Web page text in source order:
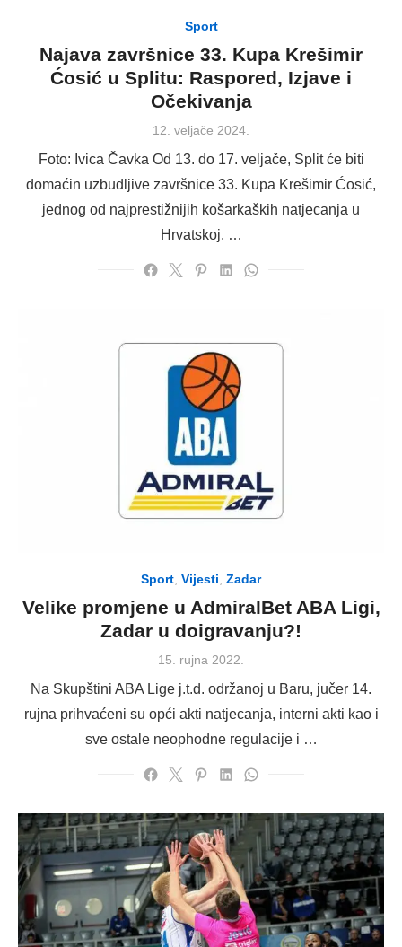
Sport
Najava završnice 33. Kupa Krešimir
Ćosić u Splitu: Raspored, Izjave i
Očekivanja
Posted
12. veljače 2024.
Foto: Ivica Čavka Od 13. do 17. veljače, Split će biti
domaćin uzbudljive završnice 33. Kupa Krešimir Ćosić,
jednog od najprestižnijih košarkaških natjecanja u
Hrvatskoj. …
Sport, Vijesti, Zadar
Velike promjene u AdmiralBet ABA Ligi,
Zadar u doigravanju?!
Posted
15. rujna 2022.
Na Skupštini ABA Lige j.t.d. održanoj u Baru, jučer 14.
rujna prihvaćeni su opći akti natjecanja, interni akti kao i
sve ostale neophodne regulacije i …